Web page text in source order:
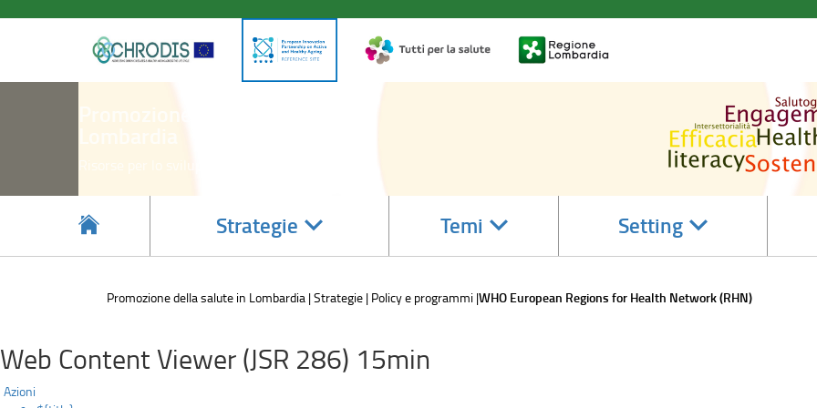
WHO
European
Regions
Network
(RHN) Strategie accedi
sotto
sezioni
Temi accedi
sotto
sezioni
Setting accedi
sotto
sezioni
Promozione della salute in Lombardia Strategie Policy e programmi WHO European Regions for Health Network (RHN)
Web Content Viewer (JSR 286) 15min
Azioni